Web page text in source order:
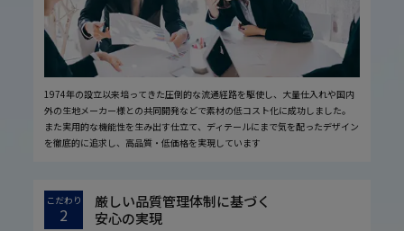
1974年の設立以来培ってきた圧倒的な流通経路を駆使し、大量仕入れや国内
外の生地メーカー様との共同開発などで素材の低コスト化に成功しました。
また実用的な機能性を生み出す仕立て、ディテールにまで気を配ったデザイン
を徹底的に追求し、高品質・低価格を実現しています
こだわり
2
厳しい品質管理体制に基づく
安心の実現